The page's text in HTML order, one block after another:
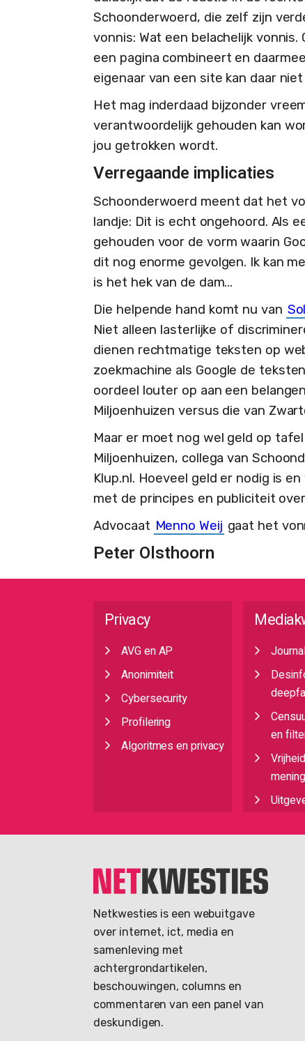
Schoonderwoerd, die zelf zijn
vonnis: Wat een belachelijk
een pagina combineert en
eigenaar van een site kan daar
Het mag inderdaad bijzonder
verantwoordelijk gehouden kan
jou getrokken wordt.
Verregaande implicaties
Schoonderwoerd meent dat het
landje: Dit is echt ongehoord. Als
gehouden voor de vorm waarin
dit nog enorme gevolgen. Ik kan
is het hek van de dam...
Die helpende hand komt nu van
Niet alleen lasterlijke of
dienen rechtmatige teksten op
zoekmachine als Google de
oordeel louter op aan een
Miljoenhuizen versus die van
Maar er moet nog wel geld op
Miljoenhuizen, collega van
Klup.nl. Hoeveel geld er nodig is
met de principes en publiciteit
Advocaat Menno Weij gaat het
Peter Olsthoorn
Privacy
AVG en AP
Anonimiteit
Cybersecurity
Profilering
Algoritmes en privacy
en
Netkwesties is een webuitgave
over internet, ict, media en
samenleving met
achtergrondartikelen,
beschouwingen, columns en
commentaren van een panel van
deskundigen.